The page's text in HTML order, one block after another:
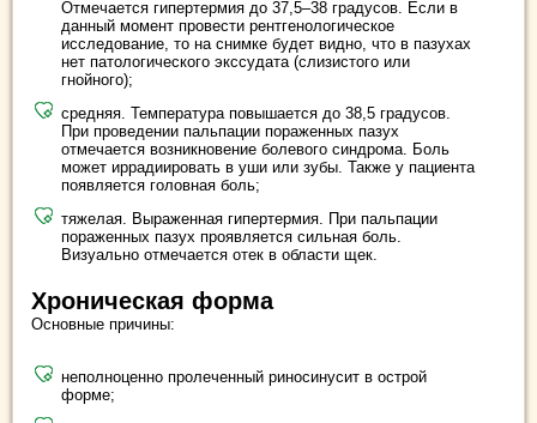
Отмечается гипертермия до 37,5–38 градусов. Если в
данный момент провести рентгенологическое
исследование, то на снимке будет видно, что в пазухах
нет патологического экссудата (слизистого или
гнойного);
средняя. Температура повышается до 38,5 градусов.
При проведении пальпации пораженных пазух
отмечается возникновение болевого синдрома. Боль
может иррадиировать в уши или зубы. Также у пациента
появляется головная боль;
тяжелая. Выраженная гипертермия. При пальпации
пораженных пазух проявляется сильная боль.
Визуально отмечается отек в области щек.
Хроническая форма
Основные причины:
неполноценно пролеченный риносинусит в острой
форме;